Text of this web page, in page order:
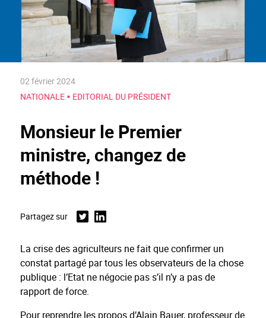
02 février 2024
NATIONALE • EDITORIAL DU PRÉSIDENT
Monsieur le Premier
ministre, changez de
méthode !
Partagez sur TwitterLinkedin
La crise des agriculteurs ne fait que confirmer un
constat partagé par tous les observateurs de la chose
publique : l’Etat ne négocie pas s’il n’y a pas de
rapport de force.
Pour reprendre les propos d’Alain Bauer, professeur de